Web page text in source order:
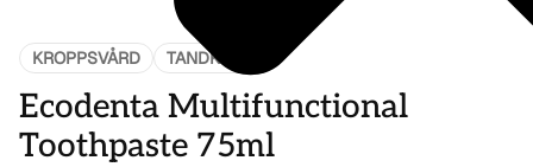
KROPPSVÅRD TANDKRÄM
Ecodenta Multifunctional
Toothpaste 75ml